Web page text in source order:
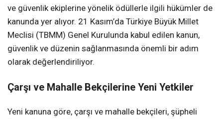
ve güvenlik ekiplerine yönelik ödüllerle ilgili hükümler de
kanunda yer alıyor. 21 Kasım’da Türkiye Büyük Millet
Meclisi (TBMM) Genel Kurulunda kabul edilen kanun,
güvenlik ve düzenin sağlanmasında önemli bir adım
olarak değerlendiriliyor.
Çarşı ve Mahalle Bekçilerine Yeni Yetkiler
Yeni kanuna göre, çarşı ve mahalle bekçileri, şüpheli